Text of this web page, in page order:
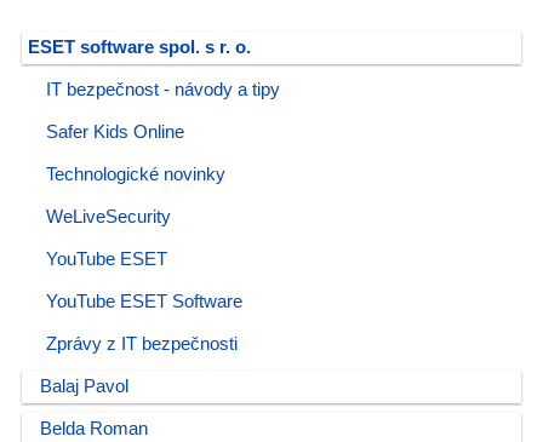
ESET software spol. s r. o.
IT bezpečnost - návody a tipy
Safer Kids Online
Technologické novinky
WeLiveSecurity
YouTube ESET
YouTube ESET Software
Zprávy z IT bezpečnosti
Balaj Pavol
Belda Roman